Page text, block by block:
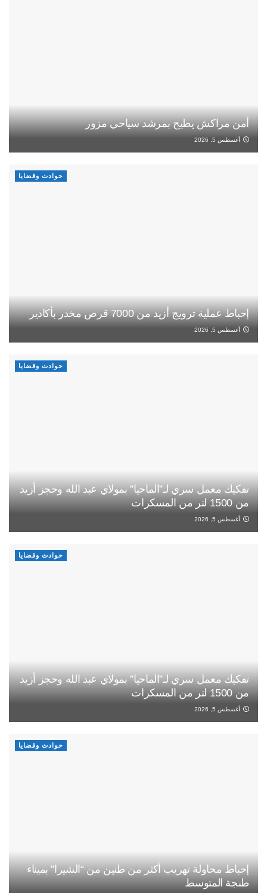
أمن مراكش يطيح بمرشد سياحي مزور
أغسطس 5, 2026
حوادث وقضايا
إحباط عملية ترويج أزيد من 7000 قرص مخدر بأكادير
أغسطس 5, 2026
حوادث وقضايا
تفكيك معمل سري لـ”الماحيا” بمولاي عبد الله وحجز أزيد
من 1500 لتر من المسكرات
أغسطس 5, 2026
حوادث وقضايا
تفكيك معمل سري لـ”الماحيا” بمولاي عبد الله وحجز أزيد
من 1500 لتر من المسكرات
أغسطس 5, 2026
حوادث وقضايا
إحباط محاولة تهريب أكثر من طنين من “الشيرا” بميناء
طنجة المتوسط